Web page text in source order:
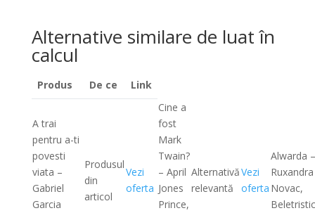
Alternative similare de luat în
calcul
Produs De ce Link
A trai
pentru a-ti
povesti
viata –
Gabriel
Garcia
Produsul
din
articol
Vezi
oferta
Cine a
fost
Mark
Twain?
– April
Jones
Prince,
Alternativă
relevantă
Vezi
oferta
Alwarda –
Ruxandra
Novac,